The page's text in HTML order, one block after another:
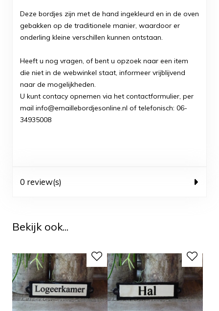
Deze bordjes zijn met de hand ingekleurd en in de oven
gebakken op de traditionele manier, waardoor er
onderling kleine verschillen kunnen ontstaan.
Heeft u nog vragen, of bent u opzoek naar een item
die niet in de webwinkel staat, informeer vrijblijvend
naar de mogelijkheden.
U kunt contacy opnemen via het contactformulier, per
mail info@emaillebordjesonline.nl of telefonisch: 06-
34935008
0 review(s)
Bekijk ook...